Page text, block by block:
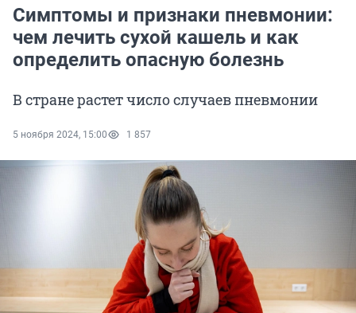
Симптомы и признаки пневмонии:
чем лечить сухой кашель и как
определить опасную болезнь
В стране растет число случаев пневмонии
5 ноября 2024, 15:00 1 857